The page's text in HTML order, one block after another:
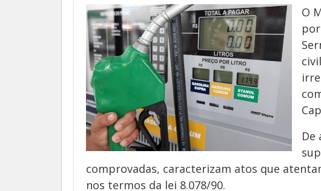
O
De
comprovadas, caracterizam atos que
nos termos da lei 8.078/90.